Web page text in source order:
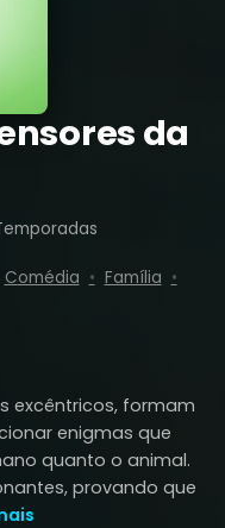
da
Comédia Família
excêntricos, formam
enigmas que
quanto o animal.
provando que